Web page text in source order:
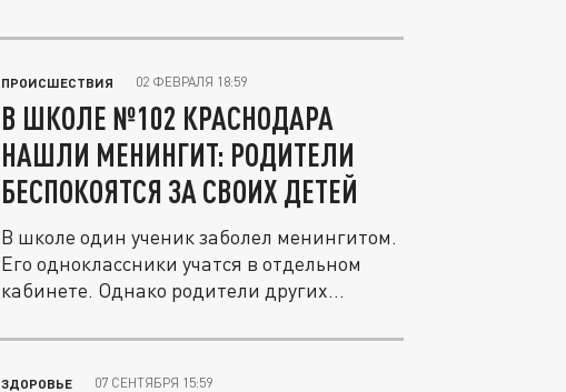
ПРОИСШЕСТВИЯ 02 ФЕВРАЛЯ 18:59
В ШКОЛЕ №102 КРАСНОДАРА
НАШЛИ МЕНИНГИТ: РОДИТЕЛИ
БЕСПОКОЯТСЯ ЗА СВОИХ ДЕТЕЙ
В школе один ученик заболел менингитом.
Его одноклассники учатся в отдельном
кабинете. Однако родители других...
ЗДОРОВЬЕ 07 СЕНТЯБРЯ 15:59